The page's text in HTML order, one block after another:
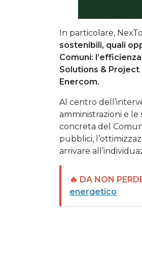
In particolare,
sostenibili, quali
Comuni:
Solutions &
Enercom.
Al centro
amministrazioni e
concreta del
pubblici,
arrivare
🔥 DA NON
energetico